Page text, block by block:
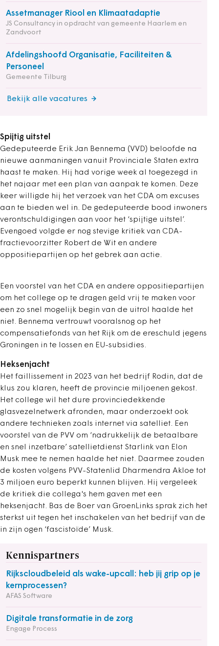
Assetmanager Riool en Klimaatadaptie
JS Consultancy in opdracht van gemeente Haarlem en
Zandvoort
Afdelingshoofd Organisatie, Faciliteiten &
Personeel
Gemeente Tilburg
Bekijk alle vacatures
Spijtig uitstel
Gedeputeerde Erik Jan Bennema (VVD) beloofde na
nieuwe aanmaningen vanuit Provinciale Staten extra
haast te maken. Hij had vorige week al toegezegd in
het najaar met een plan van aanpak te komen. Deze
keer willigde hij het verzoek van het CDA om excuses
aan te bieden wel in. De gedeputeerde bood inwoners
verontschuldigingen aan voor het ‘spijtige uitstel’.
Evengoed volgde er nog stevige kritiek van CDA-
fractievoorzitter Robert de Wit en andere
oppositiepartijen op het gebrek aan actie.
Een voorstel van het CDA en andere oppositiepartijen
om het college op te dragen geld vrij te maken voor
een zo snel mogelijk begin van de uitrol haalde het
niet. Bennema vertrouwt vooralsnog op het
compensatiefonds van het Rijk om de ereschuld jegens
Groningen in te lossen en EU-subsidies.
Heksenjacht
Het faillissement in 2023 van het bedrijf Rodin, dat de
klus zou klaren, heeft de provincie miljoenen gekost.
Het college wil het dure provinciedekkende
glasvezelnetwerk afronden, maar onderzoekt ook
andere technieken zoals internet via satelliet. Een
voorstel van de PVV om ‘nadrukkelijk de betaalbare
en snel inzetbare’ satellietdienst Starlink van Elon
Musk mee te nemen haalde het niet. Daarmee zouden
de kosten volgens PVV-Statenlid Dharmendra Akloe tot
3 miljoen euro beperkt kunnen blijven. Hij vergeleek
de kritiek die collega's hem gaven met een
heksenjacht. Bas de Boer van GroenLinks sprak zich het
sterkst uit tegen het inschakelen van het bedrijf van de
in zijn ogen ‘fascistoïde’ Musk.
Kennispartners
Rijkscloudbeleid als wake-upcall: heb jij grip op je
kernprocessen?
AFAS Software
Digitale transformatie in de zorg
Engage Process